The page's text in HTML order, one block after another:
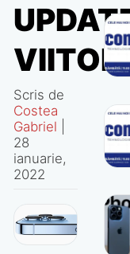
VIITOR
Scris de
Costea
Gabriel
28
ianuarie,
2022